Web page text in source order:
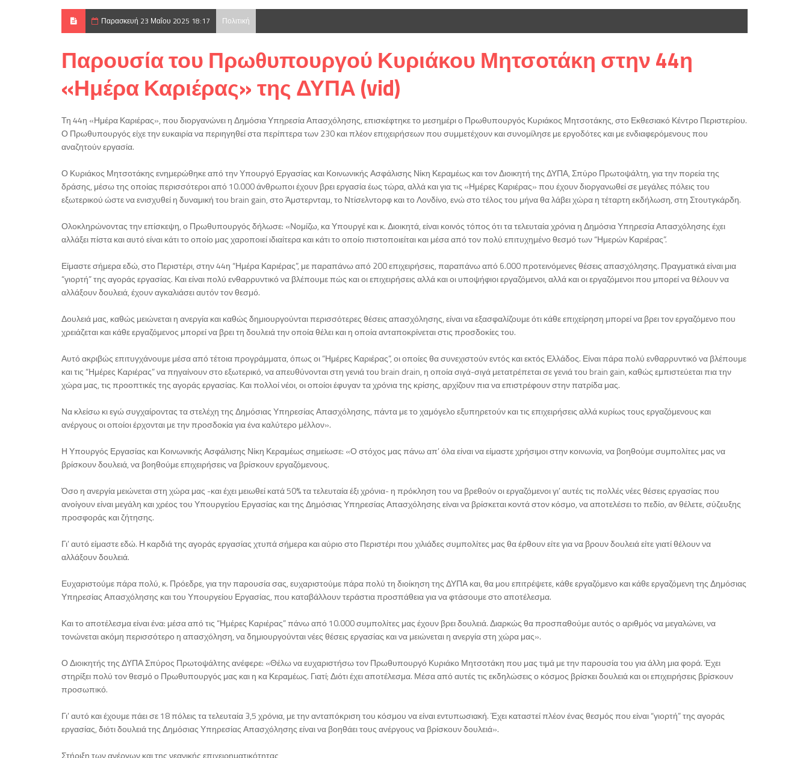
Παρασκευή 23 Μαΐου 2025 18:17 Πολιτική
Παρουσία του Πρωθυπουργού Κυριάκου Μητσοτάκη στην 44η
«Ημέρα Καριέρας» της ΔΥΠΑ (vid)
Τη 44η «Ημέρα Καριέρας», που διοργανώνει η Δημόσια Υπηρεσία Απασχόλησης, επισκέφτηκε το μεσημέρι ο Πρωθυπουργός Κυριάκος Μητσοτάκης, στο Εκθεσιακό Κέντρο Περιστερίου.
Ο Πρωθυπουργός είχε την ευκαιρία να περιηγηθεί στα περίπτερα των 230 και πλέον επιχειρήσεων που συμμετέχουν και συνομίλησε με εργοδότες και με ενδιαφερόμενους που
αναζητούν εργασία.
Ο Κυριάκος Μητσοτάκης ενημερώθηκε από την Υπουργό Εργασίας και Κοινωνικής Ασφάλισης Νίκη Κεραμέως και τον Διοικητή της ΔΥΠΑ, Σπύρο Πρωτοψάλτη, για την πορεία της
δράσης, μέσω της οποίας περισσότεροι από 10.000 άνθρωποι έχουν βρει εργασία έως τώρα, αλλά και για τις «Ημέρες Καριέρας» που έχουν διοργανωθεί σε μεγάλες πόλεις του
εξωτερικού ώστε να ενισχυθεί η δυναμική του brain gain, στο Άμστερνταμ, το Ντίσελντορφ και το Λονδίνο, ενώ στο τέλος του μήνα θα λάβει χώρα η τέταρτη εκδήλωση, στη Στουτγκάρδη.
Ολοκληρώνοντας την επίσκεψη, ο Πρωθυπουργός δήλωσε: «Νομίζω, κα Υπουργέ και κ. Διοικητά, είναι κοινός τόπος ότι τα τελευταία χρόνια η Δημόσια Υπηρεσία Απασχόλησης έχει
αλλάξει πίστα και αυτό είναι κάτι το οποίο μας χαροποιεί ιδιαίτερα και κάτι το οποίο πιστοποιείται και μέσα από τον πολύ επιτυχημένο θεσμό των “Ημερών Καριέρας”.
Είμαστε σήμερα εδώ, στο Περιστέρι, στην 44η “Ημέρα Καριέρας”, με παραπάνω από 200 επιχειρήσεις, παραπάνω από 6.000 προτεινόμενες θέσεις απασχόλησης. Πραγματικά είναι μια
“γιορτή” της αγοράς εργασίας. Και είναι πολύ ενθαρρυντικό να βλέπουμε πώς και οι επιχειρήσεις αλλά και οι υποψήφιοι εργαζόμενοι, αλλά και οι εργαζόμενοι που μπορεί να θέλουν να
αλλάξουν δουλειά, έχουν αγκαλιάσει αυτόν τον θεσμό.
Δουλειά μας, καθώς μειώνεται η ανεργία και καθώς δημιουργούνται περισσότερες θέσεις απασχόλησης, είναι να εξασφαλίζουμε ότι κάθε επιχείρηση μπορεί να βρει τον εργαζόμενο που
χρειάζεται και κάθε εργαζόμενος μπορεί να βρει τη δουλειά την οποία θέλει και η οποία ανταποκρίνεται στις προσδοκίες του.
Αυτό ακριβώς επιτυγχάνουμε μέσα από τέτοια προγράμματα, όπως οι “Ημέρες Καριέρας”, οι οποίες θα συνεχιστούν εντός και εκτός Ελλάδος. Είναι πάρα πολύ ενθαρρυντικό να βλέπουμε
και τις “Ημέρες Καριέρας” να πηγαίνουν στο εξωτερικό, να απευθύνονται στη γενιά του brain drain, η οποία σιγά-σιγά μετατρέπεται σε γενιά του brain gain, καθώς εμπιστεύεται πια την
χώρα μας, τις προοπτικές της αγοράς εργασίας. Και πολλοί νέοι, οι οποίοι έφυγαν τα χρόνια της κρίσης, αρχίζουν πια να επιστρέφουν στην πατρίδα μας.
Να κλείσω κι εγώ συγχαίροντας τα στελέχη της Δημόσιας Υπηρεσίας Απασχόλησης, πάντα με το χαμόγελο εξυπηρετούν και τις επιχειρήσεις αλλά κυρίως τους εργαζόμενους και
ανέργους οι οποίοι έρχονται με την προσδοκία για ένα καλύτερο μέλλον».
Η Υπουργός Εργασίας και Κοινωνικής Ασφάλισης Νίκη Κεραμέως σημείωσε: «Ο στόχος μας πάνω απ’ όλα είναι να είμαστε χρήσιμοι στην κοινωνία, να βοηθούμε συμπολίτες μας να
βρίσκουν δουλειά, να βοηθούμε επιχειρήσεις να βρίσκουν εργαζόμενους.
Όσο η ανεργία μειώνεται στη χώρα μας -και έχει μειωθεί κατά 50% τα τελευταία έξι χρόνια- η πρόκληση του να βρεθούν οι εργαζόμενοι γι’ αυτές τις πολλές νέες θέσεις εργασίας που
ανοίγουν είναι μεγάλη και χρέος του Υπουργείου Εργασίας και της Δημόσιας Υπηρεσίας Απασχόλησης είναι να βρίσκεται κοντά στον κόσμο, να αποτελέσει το πεδίο, αν θέλετε, σύζευξης
προσφοράς και ζήτησης.
Γι’ αυτό είμαστε εδώ. Η καρδιά της αγοράς εργασίας χτυπά σήμερα και αύριο στο Περιστέρι που χιλιάδες συμπολίτες μας θα έρθουν είτε για να βρουν δουλειά είτε γιατί θέλουν να
αλλάξουν δουλειά.
Ευχαριστούμε πάρα πολύ, κ. Πρόεδρε, για την παρουσία σας, ευχαριστούμε πάρα πολύ τη διοίκηση της ΔΥΠΑ και, θα μου επιτρέψετε, κάθε εργαζόμενο και κάθε εργαζόμενη της Δημόσιας
Υπηρεσίας Απασχόλησης και του Υπουργείου Εργασίας, που καταβάλλουν τεράστια προσπάθεια για να φτάσουμε στο αποτέλεσμα.
Και το αποτέλεσμα είναι ένα: μέσα από τις “Ημέρες Καριέρας” πάνω από 10.000 συμπολίτες μας έχουν βρει δουλειά. Διαρκώς θα προσπαθούμε αυτός ο αριθμός να μεγαλώνει, να
τονώνεται ακόμη περισσότερο η απασχόληση, να δημιουργούνται νέες θέσεις εργασίας και να μειώνεται η ανεργία στη χώρα μας».
Ο Διοικητής της ΔΥΠΑ Σπύρος Πρωτοψάλτης ανέφερε: «Θέλω να ευχαριστήσω τον Πρωθυπουργό Κυριάκο Μητσοτάκη που μας τιμά με την παρουσία του για άλλη μια φορά. Έχει
στηρίξει πολύ τον θεσμό ο Πρωθυπουργός μας και η κα Κεραμέως. Γιατί; Διότι έχει αποτέλεσμα. Μέσα από αυτές τις εκδηλώσεις ο κόσμος βρίσκει δουλειά και οι επιχειρήσεις βρίσκουν
προσωπικό.
Γι’ αυτό και έχουμε πάει σε 18 πόλεις τα τελευταία 3,5 χρόνια, με την ανταπόκριση του κόσμου να είναι εντυπωσιακή. Έχει καταστεί πλέον ένας θεσμός που είναι “γιορτή” της αγοράς
εργασίας, διότι δουλειά της Δημόσιας Υπηρεσίας Απασχόλησης είναι να βοηθάει τους ανέργους να βρίσκουν δουλειά».
Στήριξη των ανέργων και της νεανικής επιχειρηματικότητας